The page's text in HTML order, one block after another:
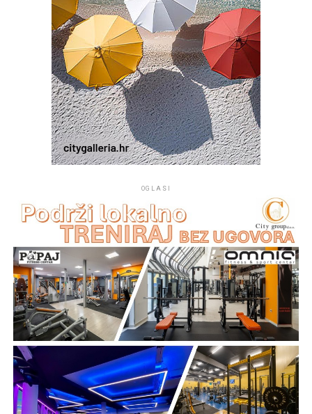
nije samo književno priznanje pojedincu. On je i
simbolična poveznica laureata s dugom tradicijom
hrvatskoga pjesništva te s idejom Croatie redivive kao
mjesta susreta različitih hrvatskih jezičnih i književnih
Ovogodišnja, 36. Croatia rediviva još je jednom pokazala
da ta ideja nije ostala samo na razini kulturnog
koncepta. Ona živi u pjesničkim nastupima, u knjigama i
zbornicima, na Zidovima od poezije, u Maslinovu vijencu,
gostiju nastavljeno je u restoranuRužmarin
u Selcima,
gdje je u neformalnom ozračju nastavljen razgovor o
poeziji, jeziku i kulturi.
Z. D.
OGLASI